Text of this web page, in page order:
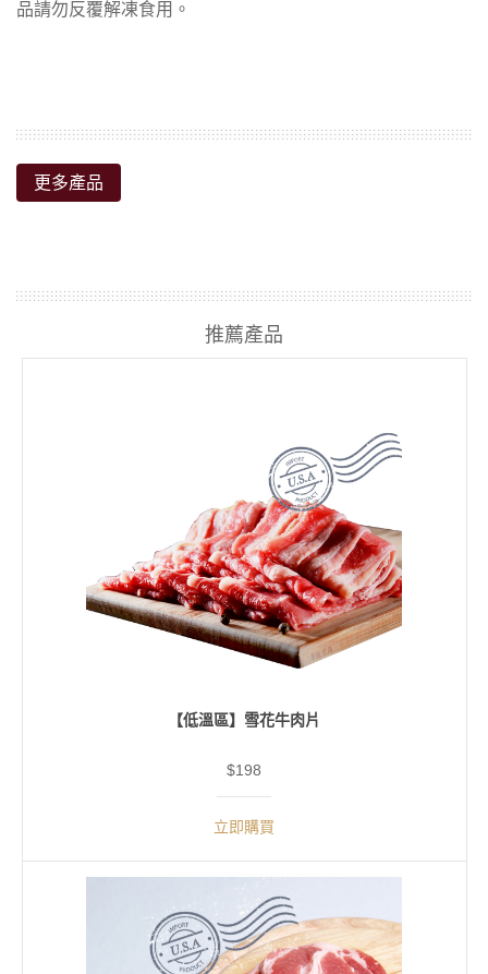
更多產品
推薦產品
【低溫區】雪花牛肉片
$198
立即購買